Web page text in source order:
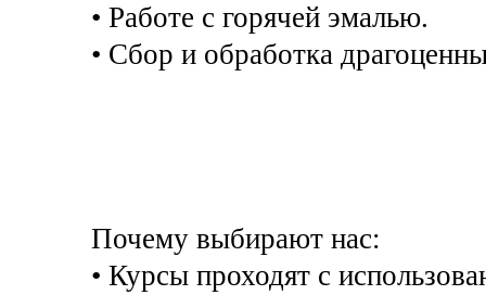
• Работе с горячей эмалью.
• Сбор и обработка
Почему выбирают нас:
• Курсы проходят с